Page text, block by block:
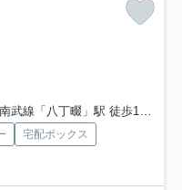
南武線「八丁畷」駅 徒歩11分
宅配ボックス